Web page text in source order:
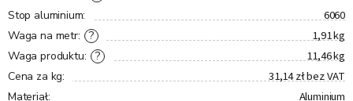
Stop aluminium: 6060
?
Waga na metr: 1,91 kg
?
Waga produktu: 11,46 kg
Cena za kg: 31,14 zł bez VAT
Materiał: Aluminium